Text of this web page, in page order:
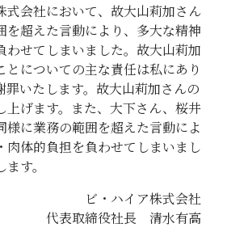
式会社において、故大山莉加さん
を超えた言動により、多大な精神
わせてしまいました。故大山莉加
とについての主な責任は私にあり
罪いたします。故大山莉加さんの
上げます。また、大下さん、桜井
様に業務の範囲を超えた言動によ
肉体的負担を負わせてしまいまし
す。
ビ・ハイア株式会社
代表取締役社長 清水有高